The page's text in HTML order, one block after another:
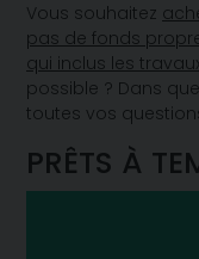
Vous souhaitez
pas de fonds
qui inclus les
possible ? Dans
toutes vos
PRÊTS À